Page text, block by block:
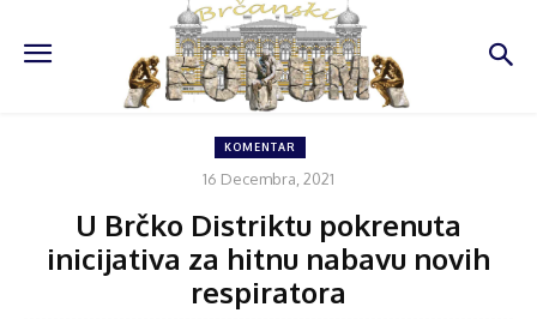
KOMENTAR
16 Decembra, 2021
U Brčko Distriktu pokrenuta
inicijativa za hitnu nabavu novih
respiratora